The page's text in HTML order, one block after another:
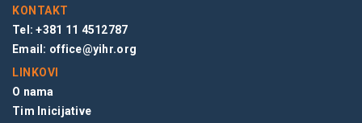
KONTAKT
Tel: +381 11 4512787
Email: office@yihr.org
LINKOVI
O nama
Tim Inicijative